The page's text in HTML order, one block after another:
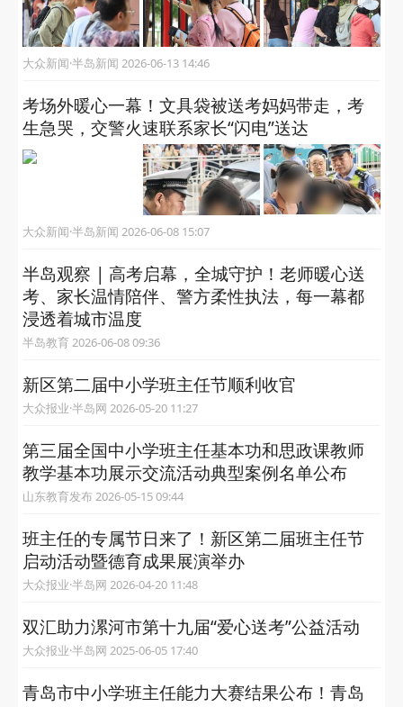
大众新闻·半岛新闻 2026-06-13 14:46
考场外暖心一幕！文具袋被送考妈妈带走，考
生急哭，交警火速联系家长“闪电”送达
大众新闻·半岛新闻 2026-06-08 15:07
半岛观察 | 高考启幕，全城守护！老师暖心送
考、家长温情陪伴、警方柔性执法，每一幕都
浸透着城市温度
半岛教育 2026-06-08 09:36
新区第二届中小学班主任节顺利收官
大众报业·半岛网 2026-05-20 11:27
第三届全国中小学班主任基本功和思政课教师
教学基本功展示交流活动典型案例名单公布
山东教育发布 2026-05-15 09:44
班主任的专属节日来了！新区第二届班主任节
启动活动暨德育成果展演举办
大众报业·半岛网 2026-04-20 11:48
双汇助力漯河市第十九届“爱心送考”公益活动
大众报业·半岛网 2025-06-05 17:40
青岛市中小学班主任能力大赛结果公布！青岛